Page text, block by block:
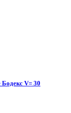
V= 30